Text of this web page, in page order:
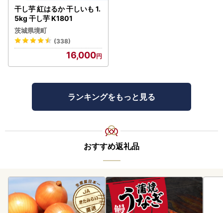
干し芋 紅はるか 干しいも 1.
5kg 干し芋 K1801
茨城県境町
(338)
16,000
ランキングをもっと見る
おすすめ返礼品